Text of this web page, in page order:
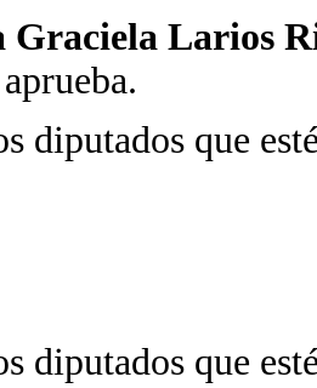
Graciela Larios
diputados que
diputados que